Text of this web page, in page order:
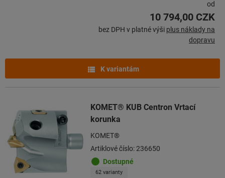
od
10 794,00 CZK
bez DPH v platné výši plus náklady na
dopravu
K variantám
KOMET® KUB Centron Vrtací
korunka
KOMET®
Artiklové číslo: 236650
Dostupné
62 varianty